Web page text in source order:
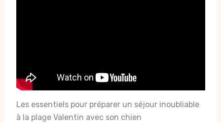
Les essentiels pour préparer un séjour inoubliable
à la plage Valentin avec son chien